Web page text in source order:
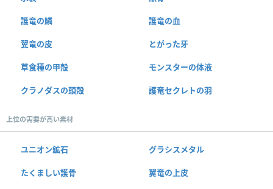
護竜の鱗 護竜の血
翼竜の皮 とがった牙
草食種の甲殻 モンスターの体液
クラノダスの頭殻 護竜セクレトの羽
上位の需要が高い素材
ユニオン鉱石 グラシスメタル
たくましい護骨 翼竜の上皮